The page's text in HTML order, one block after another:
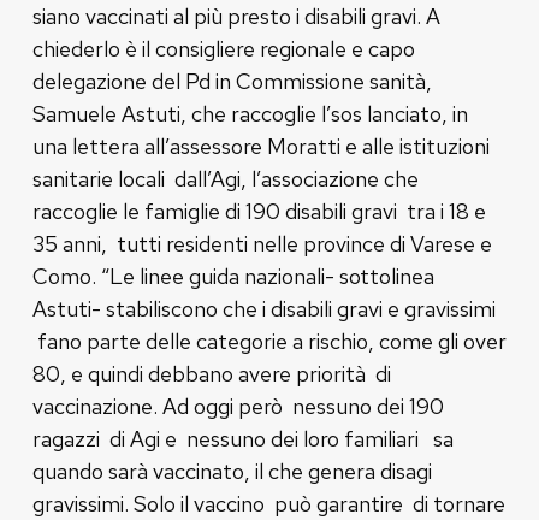
siano vaccinati al più presto i disabili gravi. A
chiederlo è il consigliere regionale e capo
delegazione del Pd in Commissione sanità,
Samuele Astuti, che raccoglie l’sos lanciato, in
una lettera all’assessore Moratti e alle istituzioni
sanitarie locali dall’Agi, l’associazione che
raccoglie le famiglie di 190 disabili gravi tra i 18 e
35 anni, tutti residenti nelle province di Varese e
Como. “Le linee guida nazionali- sottolinea
Astuti- stabiliscono che i disabili gravi e gravissimi
fano parte delle categorie a rischio, come gli over
80, e quindi debbano avere priorità di
vaccinazione. Ad oggi però nessuno dei 190
ragazzi di Agi e nessuno dei loro familiari sa
quando sarà vaccinato, il che genera disagi
gravissimi. Solo il vaccino può garantire di tornare